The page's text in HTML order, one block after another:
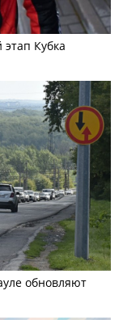
Кубка
обновляют